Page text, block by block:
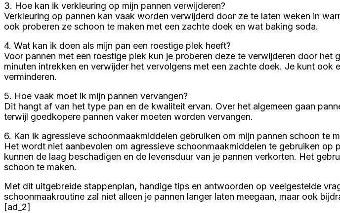
3. Hoe kan ik verkleuring op mijn pannen verwijderen?
Verkleuring op pannen kan vaak worden verwijderd door ze te laten weken in
ook proberen ze schoon te maken met een zachte doek en wat baking soda.
4. Wat kan ik doen als mijn pan een roestige plek heeft?
Voor pannen met een roestige plek kun je proberen deze te verwijderen door
minuten intrekken en verwijder het vervolgens met een zachte doek. Je kunt
verminderen.
5. Hoe vaak moet ik mijn pannen vervangen?
Dit hangt af van het type pan en de kwaliteit ervan. Over het algemeen gaan
terwijl goedkopere pannen vaker moeten worden vervangen.
6. Kan ik agressieve schoonmaakmiddelen gebruiken om mijn pannen schoon te
Het wordt niet aanbevolen om agressieve schoonmaakmiddelen te gebruiken
kunnen de laag beschadigen en de levensduur van je pannen verkorten. Het
schoon te maken.
Met dit uitgebreide stappenplan, handige tips en antwoorden op veelgestelde
schoonmaakroutine zal niet alleen je pannen langer laten meegaan, maar ook
[ad_2]